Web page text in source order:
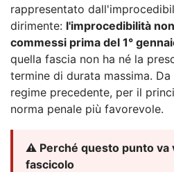
rappresentato
dirimente: l'improcedibilità
commessi prima del 1°
quella fascia non ha né la
termine di durata massima.
regime precedente, per il
norma penale più favorevole.
⚠️ Perché questo punto va
fascicolo